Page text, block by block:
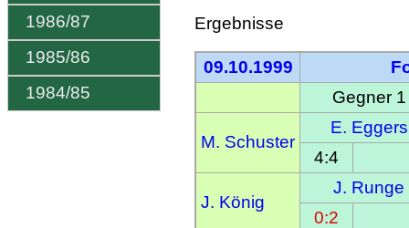
1986/87
1985/86
1984/85
Ergebnisse
09.10.1999
Gegner 1
M. Schuster
E. Eggers
4:4
J. König
J. Runge
0:2